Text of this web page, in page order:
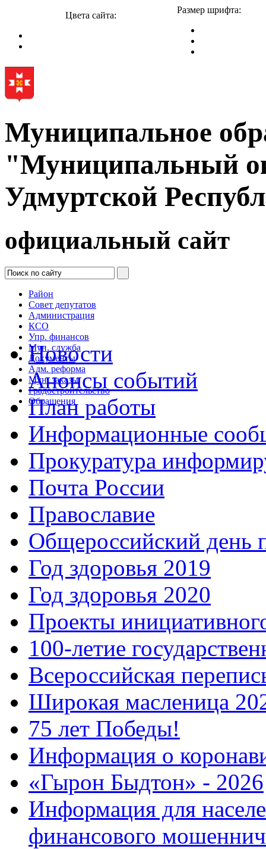
Цвета сайта:
Размер шрифта:
Муниципальное
"Муниципальный
Удмуртской
официальный сайт
Район
Совет депутатов
Администрация
КСО
Упр. финансов
Мун. служба
Документы
Адм. реформа
Мун. заказы
Градостроительство
Обращения
Новости
Анонсы событий
План работы
Информационные
Прокуратура
Почта России
Православие
Общероссийский день
Год здоровья 2019
Год здоровья 2020
Проекты
100-летие
Всероссийская
Широкая масленица
75 лет Победы!
Информация о
«Гырон Быдтон» - 2026
Информация для
финансового